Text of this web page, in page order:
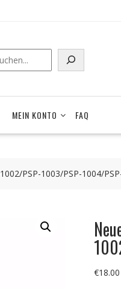
MEIN KONTO FAQ
PSP-1003/PSP-1004/
€18.00